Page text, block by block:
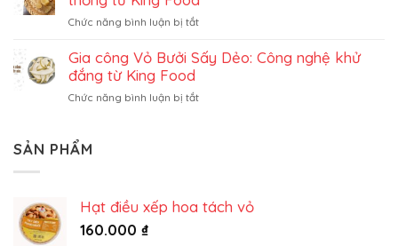
tây
sấy
trọn
Chức năng bình luận bị tắtở
vụ
gia
gừng
từ
Gia công Vỏ Bưởi Sấy Dẻo: Công nghệ khử
đắng từ King Food
Chức năng bình luận bị tắtở
Công
SẢN PHẨM
Hạt điều xếp hoa tách vỏ
160.000 ₫